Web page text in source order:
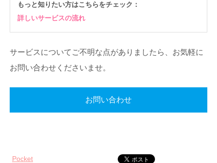
もっと知りたい方はこちらをチェック：
詳しいサービスの流れ
サービスについてご不明な点がありましたら、お気軽に
お問い合わせくださいませ。
お問い合わせ
Pocket